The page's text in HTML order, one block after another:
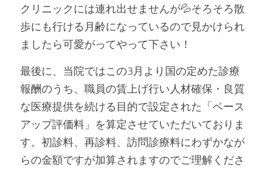
クリニックには連れ出せませんが💦そろそろ散
歩にも行ける月齢になっているので見かけられ
ましたら可愛がってやって下さい！
最後に、当院ではこの3月より国の定めた診療
報酬のうち、職員の賃上げ行い人材確保・良質
な医療提供を続ける目的で設定された「ベース
アップ評価料」を算定させていただいておりま
す。初診料、再診料、訪問診療料にわずかなが
らの金額ですが加算されますのでご理解くださ